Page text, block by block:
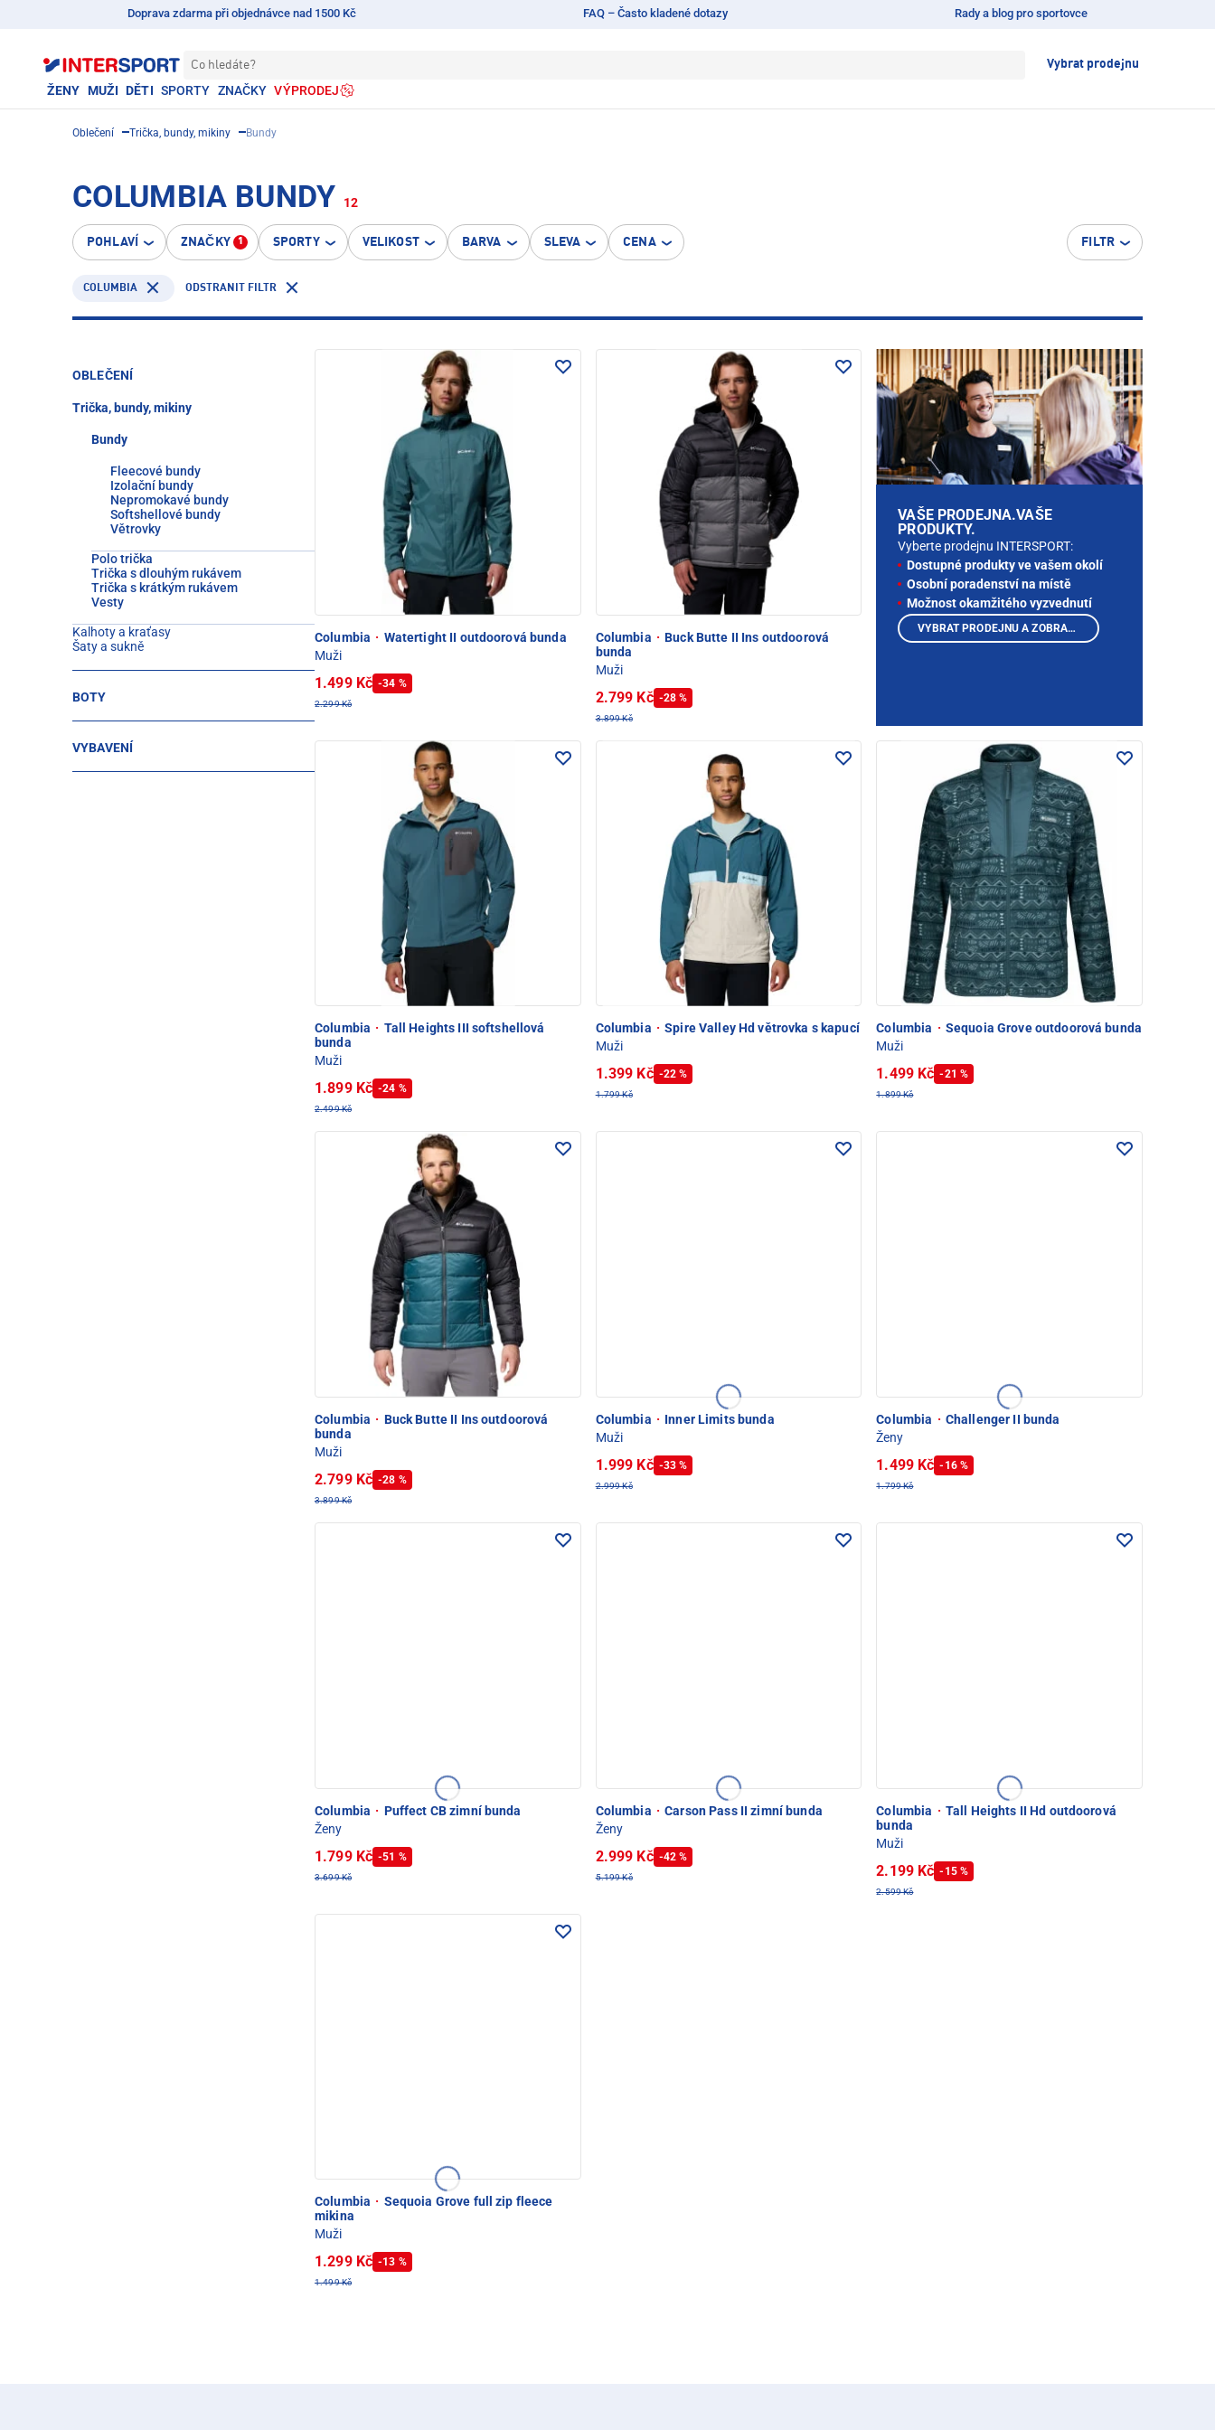
Doprava zdarma při objednávce nad 1500 Kč FAQ – Často kladené dotazy Rady a blog pro sportovce
Co hledáte? Vybrat prodejnu
ŽENY MUŽI DĚTI SPORTY ZNAČKY VÝPRODEJ
Oblečení Trička, bundy, mikiny Bundy
COLUMBIA BUNDY 12
POHLAVÍ ZNAČKY 1 SPORTY VELIKOST BARVA SLEVA CENA FILTR
COLUMBIA ODSTRANIT FILTR
OBLEČENÍ
Trička, bundy, mikiny
Bundy
Fleecové bundy
Izolační bundy
Nepromokavé bundy
Softshellové bundy
Větrovky
Polo trička
Trička s dlouhým rukávem
Trička s krátkým rukávem
Vesty
Kalhoty a kraťasy
Šaty a sukně
BOTY
VYBAVENÍ
Columbia · Watertight II outdoorová bunda
Muži
1.499 Kč -34 %
2.299 Kč
Columbia · Buck Butte II Ins outdoorová
bunda
Muži
2.799 Kč -28 %
3.899 Kč
Columbia · Tall Heights III softshellová
bunda
Muži
1.899 Kč -24 %
2.499 Kč
Columbia · Spire Valley Hd větrovka s kapucí
Muži
1.399 Kč -22 %
1.799 Kč
Columbia · Sequoia Grove outdoorová bunda
Muži
1.499 Kč -21 %
1.899 Kč
Columbia · Buck Butte II Ins outdoorová
bunda
Muži
2.799 Kč -28 %
3.899 Kč
Columbia · Inner Limits bunda
Muži
1.999 Kč -33 %
2.999 Kč
Columbia · Challenger II bunda
Ženy
1.499 Kč -16 %
1.799 Kč
Columbia · Puffect CB zimní bunda
Ženy
1.799 Kč -51 %
3.699 Kč
Columbia · Carson Pass II zimní bunda
Ženy
2.999 Kč -42 %
5.199 Kč
Columbia · Tall Heights II Hd outdoorová
bunda
Muži
2.199 Kč -15 %
2.599 Kč
Columbia · Sequoia Grove full zip fleece
mikina
Muži
1.299 Kč -13 %
1.499 Kč
VAŠE PRODEJNA.VAŠE
PRODUKTY.
Vyberte prodejnu INTERSPORT:
Dostupné produkty ve vašem okolí
Osobní poradenství na místě
Možnost okamžitého vyzvednutí
VYBRAT PRODEJNU A ZOBRAZIT PRODUKTY